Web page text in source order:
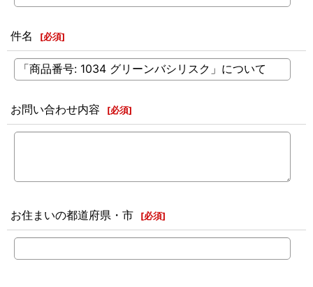
件名 [必須]
お問い合わせ内容 [必須]
お住まいの都道府県・市 [必須]